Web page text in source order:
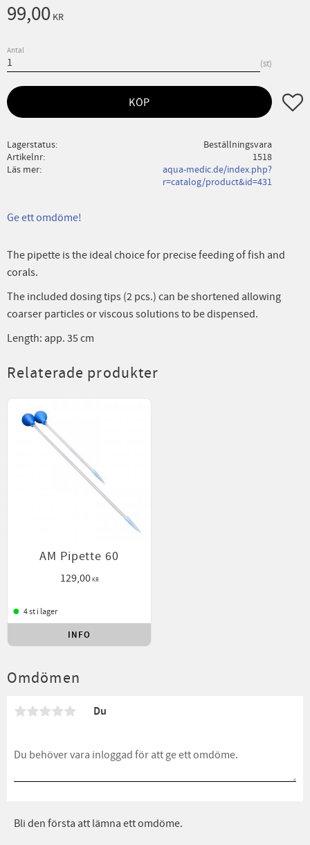
99,00 KR
Antal
st
KÖP Lägg
Lagerstatus
Beställningsvara
Artikelnr
1518
Läs mer
aqua-medic.de/index.php?
r=catalog/product&id=431
Ge ett omdöme!
The pipette is the ideal choice for precise feeding of fish and
corals.
The included dosing tips (2 pcs.) can be shortened allowing
coarser particles or viscous solutions to be dispensed.
Length: app. 35 cm
Omdömen
Du
Bli den första att lämna ett omdöme.
Relaterade produkter
AM Pipette 60
129,00KR
4 st i lager
INFO